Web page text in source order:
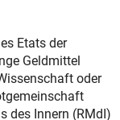
Etats der
Geldmittel
oder
des Innern (RMdI)